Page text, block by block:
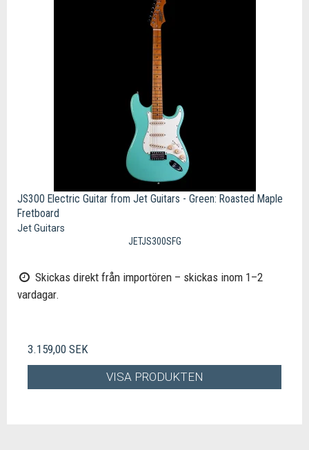
JS300 Electric Guitar from Jet Guitars - Green: Roasted Maple
Fretboard
Jet Guitars
JETJS300SFG
Skickas direkt från importören – skickas inom 1–2
vardagar.
3.159,00 SEK
VISA PRODUKTEN